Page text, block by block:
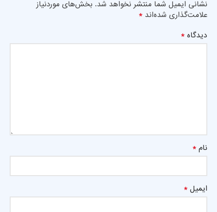
نشانی ایمیل شما منتشر نخواهد شد. بخش‌های موردنیاز
علامت‌گذاری شده‌اند *
دیدگاه *
نام *
ایمیل *